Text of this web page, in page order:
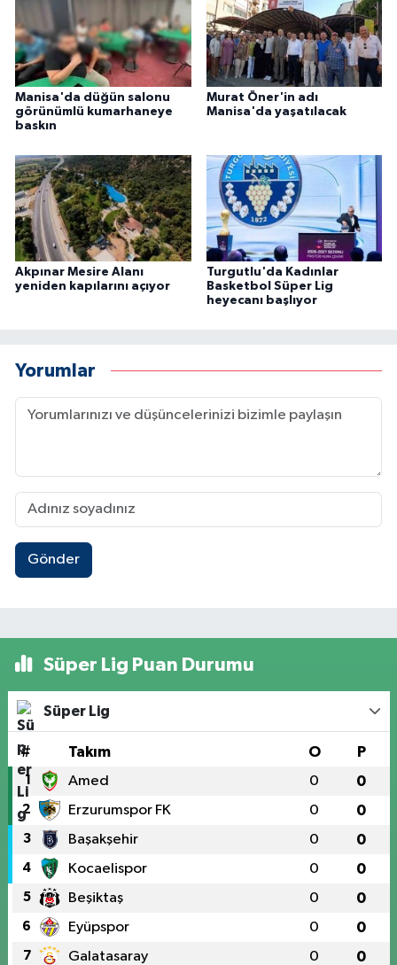
Manisa'da düğün salonu
görünümlü kumarhaneye
baskın
Murat Öner'in adı
Manisa'da yaşatılacak
Akpınar Mesire Alanı
yeniden kapılarını açıyor
Turgutlu'da Kadınlar
Basketbol Süper Lig
heyecanı başlıyor
Yorumlar
Gönder
Süper Lig Puan Durumu
Süper Lig
# Takım O P
1 Amed 0 0
2 Erzurumspor FK 0 0
3 Başakşehir 0 0
4 Kocaelispor 0 0
5 Beşiktaş 0 0
6 Eyüpspor 0 0
7 Galatasaray 0 0